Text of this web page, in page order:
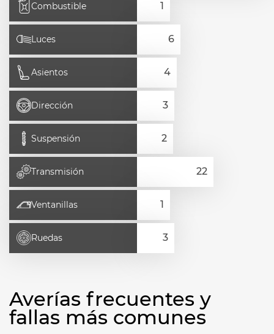
Combustible
Luces
Asientos
Dirección
Suspensión
Transmisión
Ventanillas
Ruedas
Averías frecuentes y
fallas más comunes